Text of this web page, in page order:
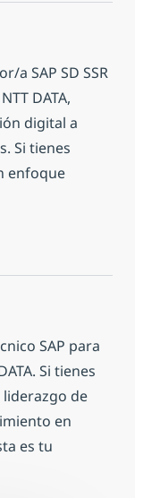
a SAP SD SSR
DATA,
digital a
Si tienes
enfoque
SD SSR
SAP para
Si tienes
liderazgo de
en
es tu